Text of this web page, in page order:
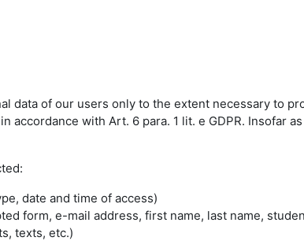
data of our users only to the extent necessary to
accordance with Art. 6 para. 1 lit. e GDPR. Insofar
date and time of access)
form, e-mail address, first name, last name,
texts, etc.)